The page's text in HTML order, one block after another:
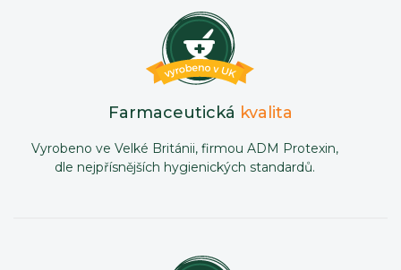
Farmaceutická kvalita
Vyrobeno ve Velké Británii, firmou ADM Protexin,
dle nejpřísnějších hygienických standardů.